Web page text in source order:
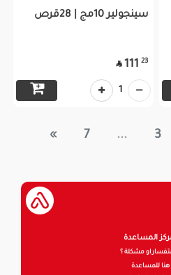
سينجولير 10مج | 28قرص
23
111

1
3
...
7
»
المساعدة
او مشكلة ؟
للمساعدة